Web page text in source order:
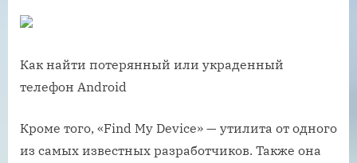
Как найти потерянный или украденный
телефон Android
Кроме того, «Find My Device» — утилита от одного
из самых известных разработчиков. Также она